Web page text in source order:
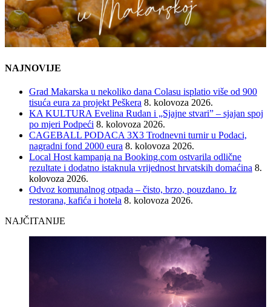
NAJNOVIJE
Grad Makarska u nekoliko dana Colasu isplatio više od 900
tisuća eura za projekt Peškera 8. kolovoza 2026.
KA KULTURA Evelina Rudan i „Sjajne stvari” – sjajan spoj
po mjeri Podpeći 8. kolovoza 2026.
CAGEBALL PODACA 3X3 Trodnevni turnir u Podaci,
nagradni fond 2000 eura 8. kolovoza 2026.
Local Host kampanja na Booking.com ostvarila odlične
rezultate i dodatno istaknula vrijednost hrvatskih domaćina 8.
kolovoza 2026.
Odvoz komunalnog otpada – čisto, brzo, pouzdano. Iz
restorana, kafića i hotela 8. kolovoza 2026.
NAJČITANIJE